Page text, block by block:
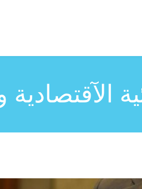
الآقتصادية